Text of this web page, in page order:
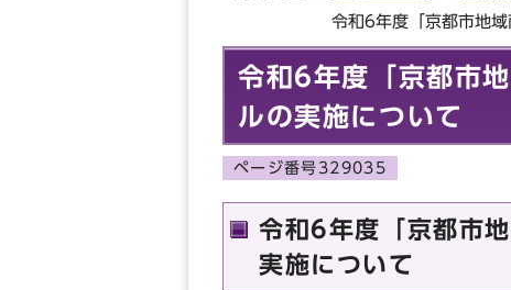
令和6年度「京都市地
令和6年度「京都市
ルの実施について
ページ番号329035
令和6年度「京都市
実施について